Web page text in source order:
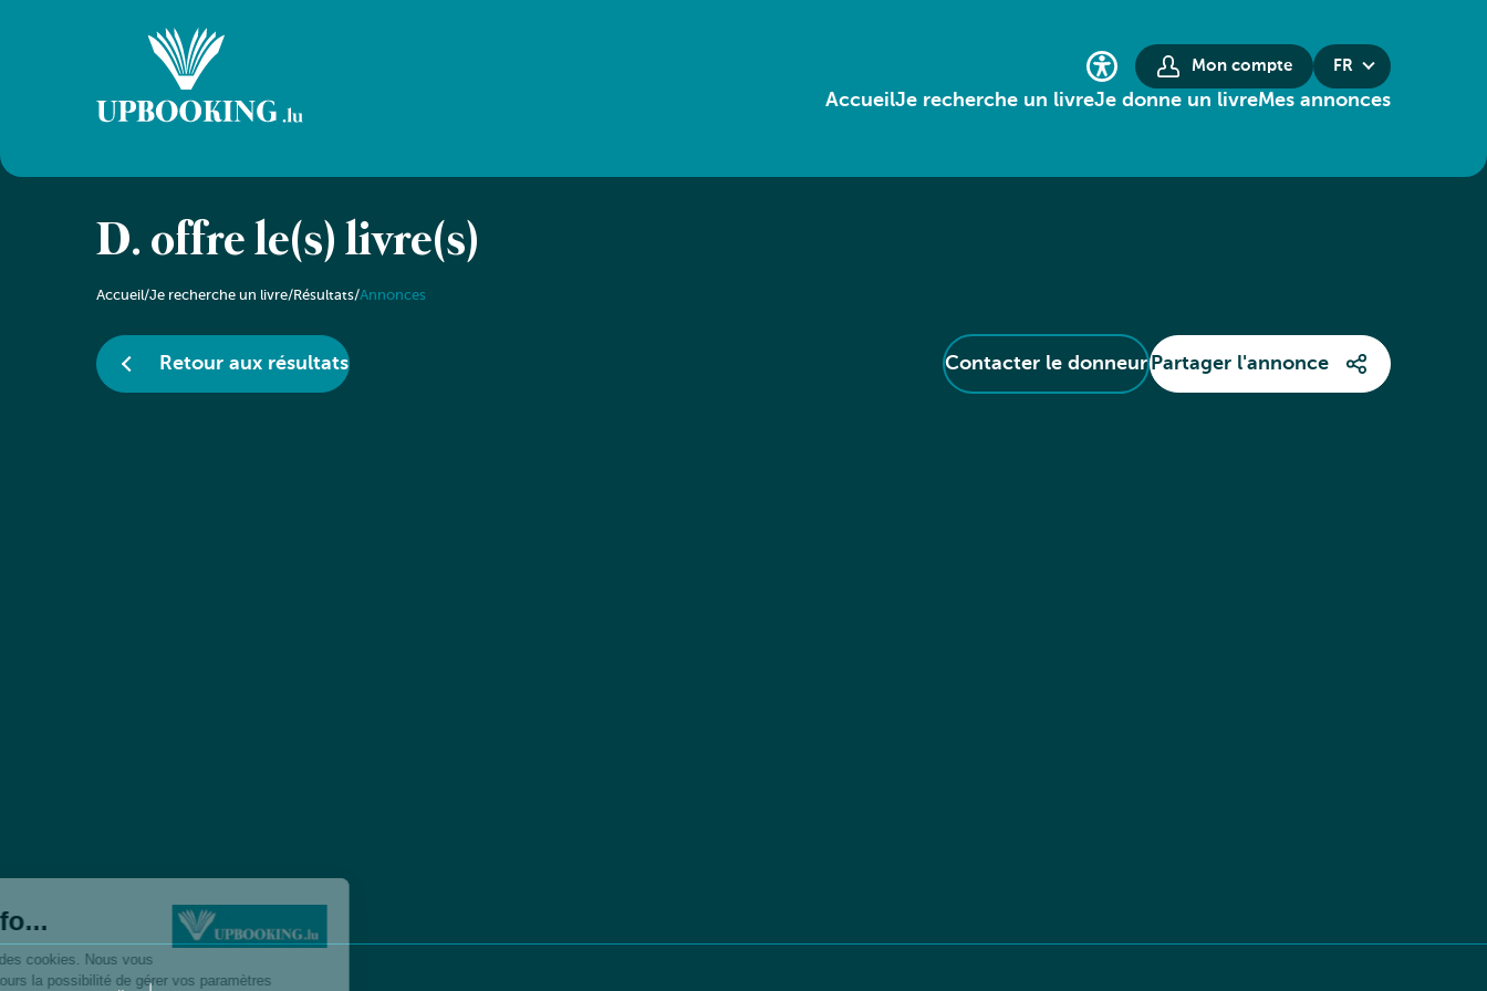
Mon compte FR
AccueilJe recherche un livreJe donne un livreMes annonces
D. offre le(s) livre(s)
Accueil/Je recherche un livre/Résultats/Annonces
Retour aux résultats Contacter le donneur Partager l'annonce